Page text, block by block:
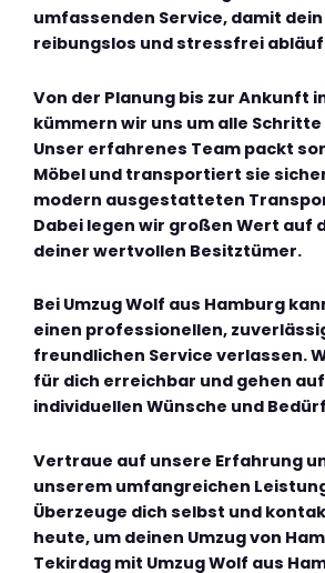
umfassenden Service, damit dein
reibungslos und stressfrei
Von der Planung bis zur Ankunft
kümmern wir uns um alle Schritte
Unser erfahrenes Team packt
Möbel und transportiert sie
modern ausgestatteten
Dabei legen wir großen Wert auf
deiner wertvollen Besitztümer.
Bei Umzug Wolf aus Hamburg
einen professionellen,
freundlichen Service verlassen.
für dich erreichbar und gehen
individuellen Wünsche und
Vertraue auf unsere Erfahrung
unserem umfangreichen
Überzeuge dich selbst und
heute, um deinen Umzug von
Tekirdag mit Umzug Wolf aus